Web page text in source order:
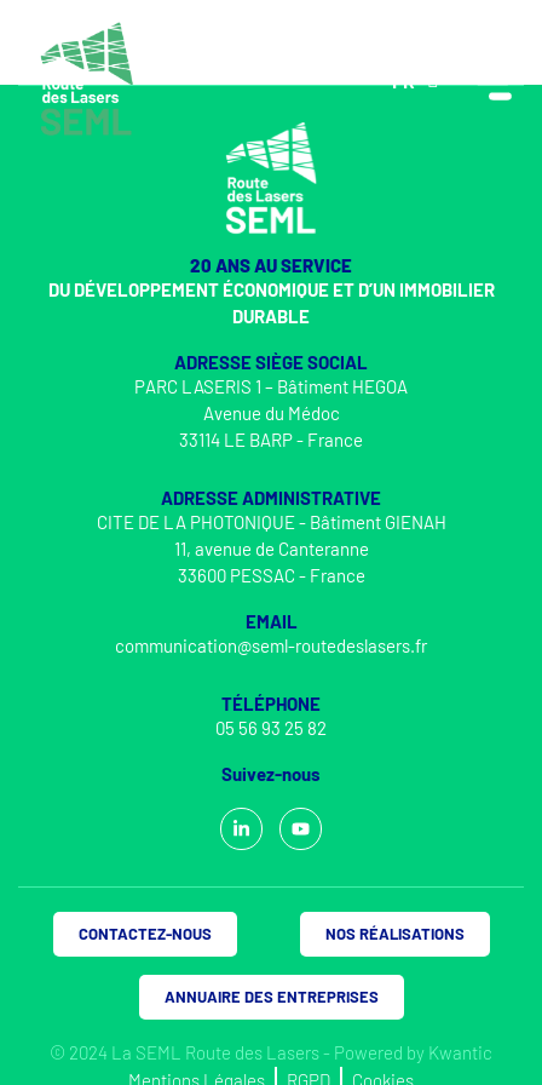
FR
EN
20 ANS AU SERVICE
DU DÉVELOPPEMENT ÉCONOMIQUE ET D’UN IMMOBILIER
DURABLE
ADRESSE SIÈGE SOCIAL
PARC LASERIS 1 – Bâtiment HEGOA
Avenue du Médoc
33114 LE BARP - France
ADRESSE ADMINISTRATIVE
CITE DE LA PHOTONIQUE - Bâtiment GIENAH
11, avenue de Canteranne
33600 PESSAC - France
EMAIL
communication@seml-routedeslasers.fr
TÉLÉPHONE
05 56 93 25 82
Suivez-nous
© 2024 La SEML Route des Lasers - Powered by Kwantic
Mentions Légales
RGPD Cookies
CONTACTEZ-NOUS NOS RÉALISATIONS
ANNUAIRE DES ENTREPRISES